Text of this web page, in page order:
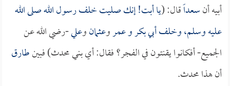
أبيه أنسعداًقال: (يا أبت! إنك صليت خلف رسول الله صلى الله
عليه وسلم، وخلفأبي بكروعمروعثمانوعلي-رضي الله عن
الجميع- أفكانوا يقنتون في الفجر؟ فقال: أي بني محدث) فبينطارق
أن هذا محدث.